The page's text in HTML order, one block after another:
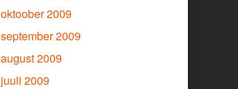
oktoober 2009
september 2009
august 2009
juuli 2009